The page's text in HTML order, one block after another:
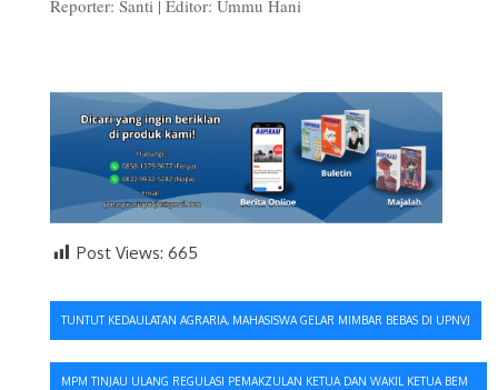
Reporter: Santi | Editor: Ummu Hani
Post Views: 665
Navigasi
pos
TUNTUT KEDAULATAN AGRARIA, MAHASISWA GELAR MIMBAR BEBAS DI UPNVJ
MPM TINJAU ULANG REGULASI PEMAKZULAN KETUA DAN WAKIL KETUA BEM